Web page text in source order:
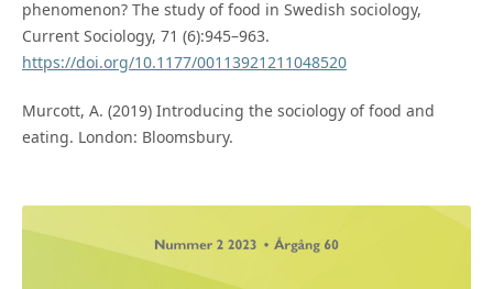
phenomenon? The study of food in Swedish sociology,
Current Sociology, 71 (6):945–963.
https://doi.org/10.1177/00113921211048520
Murcott, A. (2019) Introducing the sociology of food and
eating. London: Bloomsbury.